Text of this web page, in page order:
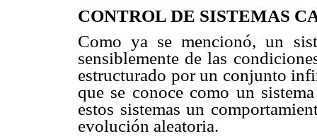
CONTROL DE SISTEMAS
Como ya se mencionó, un
sensiblemente de las
estructurado por un conjunto
que se conoce como un
estos sistemas un
evolución aleatoria.